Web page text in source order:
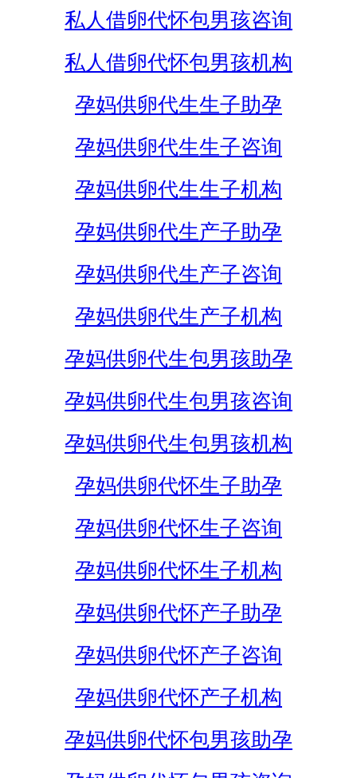
私人借卵代怀包男孩咨询
私人借卵代怀包男孩机构
孕妈供卵代生生子助孕
孕妈供卵代生生子咨询
孕妈供卵代生生子机构
孕妈供卵代生产子助孕
孕妈供卵代生产子咨询
孕妈供卵代生产子机构
孕妈供卵代生包男孩助孕
孕妈供卵代生包男孩咨询
孕妈供卵代生包男孩机构
孕妈供卵代怀生子助孕
孕妈供卵代怀生子咨询
孕妈供卵代怀生子机构
孕妈供卵代怀产子助孕
孕妈供卵代怀产子咨询
孕妈供卵代怀产子机构
孕妈供卵代怀包男孩助孕